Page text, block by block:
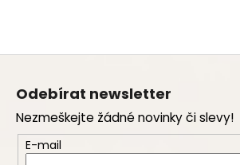
Z
Odebírat newsletter
Nezmeškejte žádné novinky či slevy!
E-mail